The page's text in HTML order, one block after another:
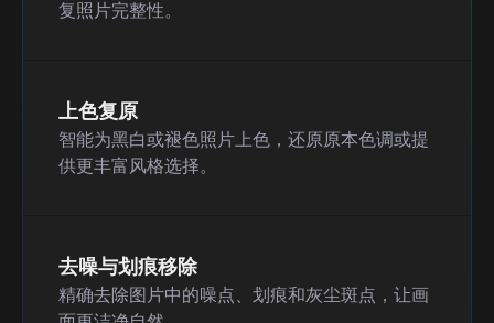
复照片完整性。
上色复原
智能为黑白或褪色照片上色，还原原本色调或提
供更丰富风格选择。
去噪与划痕移除
精确去除图片中的噪点、划痕和灰尘斑点，让画